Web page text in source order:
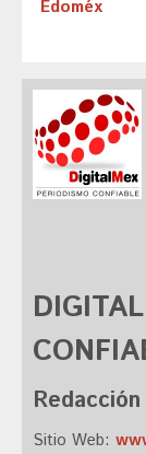
Edoméx
Redacción
Sitio Web: